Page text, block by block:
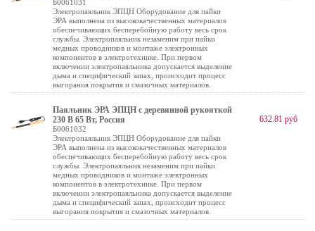
Б0061031
Электропаяльник ЭПЦН Оборудование для пайки
ЭРА выполнена из высококачественных материалов
обеспечивающих бесперебойную работу весь срок
службы. Электропаяльник незаменим при пайки
медных проводников и монтаже электронных
компонентов в электротехнике. При первом
включении электропаяльника допускается выделение
дыма и специфический запах, происходит процесс
выгорания покрытия и смазочных материалов.
Паяльник ЭРА ЭПЦН с деревянной рукояткой
230 В 65 Вт, Россия
Б0061032
Электропаяльник ЭПЦН Оборудование для пайки
ЭРА выполнена из высококачественных материалов
обеспечивающих бесперебойную работу весь срок
службы. Электропаяльник незаменим при пайки
медных проводников и монтаже электронных
компонентов в электротехнике. При первом
включении электропаяльника допускается выделение
дыма и специфический запах, происходит процесс
выгорания покрытия и смазочных материалов.
632.81 руб